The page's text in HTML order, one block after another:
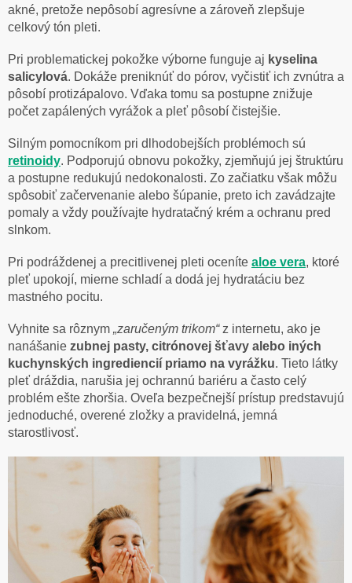
akné, pretože nepôsobí agresívne a zároveň zlepšuje
celkový tón pleti.
Pri problematickej pokožke výborne funguje aj kyselina
salicylová. Dokáže preniknúť do pórov, vyčistiť ich zvnútra a
pôsobí protizápalovo. Vďaka tomu sa postupne znižuje
počet zapálených vyrážok a pleť pôsobí čistejšie.
Silným pomocníkom pri dlhodobejších problémoch sú
retinoidy. Podporujú obnovu pokožky, zjemňujú jej štruktúru
a postupne redukujú nedokonalosti. Zo začiatku však môžu
spôsobiť začervenanie alebo šúpanie, preto ich zavádzajte
pomaly a vždy používajte hydratačný krém a ochranu pred
slnkom.
Pri podráždenej a precitlivenej pleti oceníte aloe vera, ktoré
pleť upokojí, mierne schladí a dodá jej hydratáciu bez
mastného pocitu.
Vyhnite sa rôznym „zaručeným trikom“z internetu, ako je
nanášanie zubnej pasty, citrónovej šťavy alebo iných
kuchynských ingrediencií priamo na vyrážku. Tieto látky
pleť dráždia, narušia jej ochrannú bariéru a často celý
problém ešte zhoršia. Oveľa bezpečnejší prístup predstavujú
jednoduché, overené zložky a pravidelná, jemná
starostlivosť.